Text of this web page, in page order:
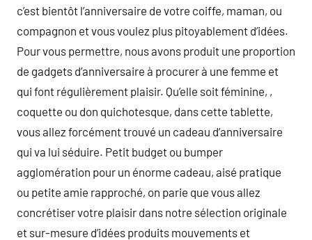
c’est bientôt l’anniversaire de votre coiffe, maman, ou
compagnon et vous voulez plus pitoyablement d’idées.
Pour vous permettre, nous avons produit une proportion
de gadgets d’anniversaire à procurer à une femme et
qui font régulièrement plaisir. Qu’elle soit féminine, ,
coquette ou don quichotesque, dans cette tablette,
vous allez forcément trouvé un cadeau d’anniversaire
qui va lui séduire. Petit budget ou bumper
agglomération pour un énorme cadeau, aisé pratique
ou petite amie rapproché, on parie que vous allez
concrétiser votre plaisir dans notre sélection originale
et sur-mesure d’idées produits mouvements et